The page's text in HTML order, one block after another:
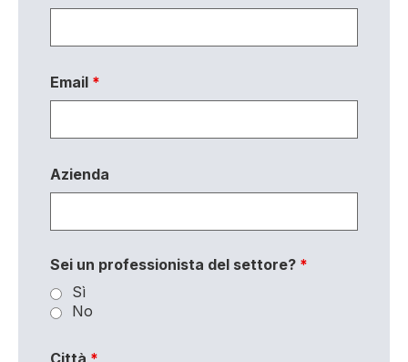
Email *
Azienda
Sei un professionista del settore? *
Sì
No
Città *